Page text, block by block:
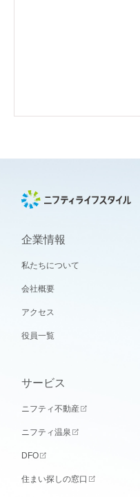
企業情報
私たちについて
会社概要
アクセス
役員一覧
サービス
ニフティ不動産
ニフティ温泉
DFO
住まい探しの窓口